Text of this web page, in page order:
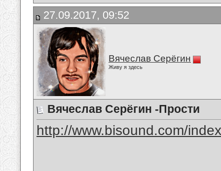
27.09.2017, 09:52
Вячеслав Серёгин
Живу я здесь
Вячеслав Серёгин -Прости
http://www.bisound.com/